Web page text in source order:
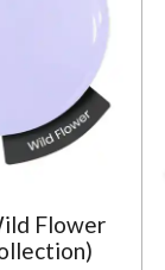
Flower